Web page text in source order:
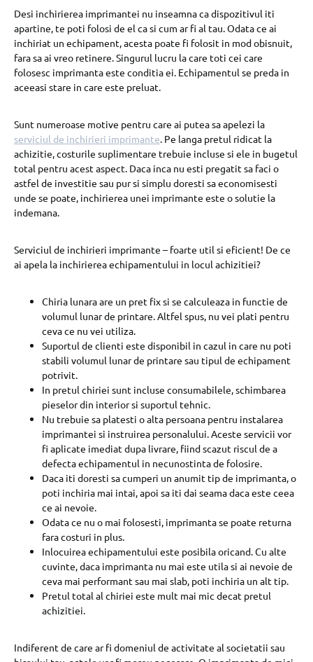
Desi inchirierea imprimantei nu inseamna ca dispozitivul iti
apartine, te poti folosi de el ca si cum ar fi al tau. Odata ce ai
inchiriat un echipament, acesta poate fi folosit in mod obisnuit,
fara sa ai vreo retinere. Singurul lucru la care toti cei care
folosesc imprimanta este conditia ei. Echipamentul se preda in
aceeasi stare in care este preluat.
Sunt numeroase motive pentru care ai putea sa apelezi la
serviciul de inchirieri imprimante. Pe langa pretul ridicat la
achizitie, costurile suplimentare trebuie incluse si ele in bugetul
total pentru acest aspect. Daca inca nu esti pregatit sa faci o
astfel de investitie sau pur si simplu doresti sa economisesti
unde se poate, inchirierea unei imprimante este o solutie la
indemana.
Serviciul de inchirieri imprimante – foarte util si eficient! De ce
ai apela la inchirierea echipamentului in locul achizitiei?
Chiria lunara are un pret fix si se calculeaza in functie de
volumul lunar de printare. Altfel spus, nu vei plati pentru
ceva ce nu vei utiliza.
Suportul de clienti este disponibil in cazul in care nu poti
stabili volumul lunar de printare sau tipul de echipament
potrivit.
In pretul chiriei sunt incluse consumabilele, schimbarea
pieselor din interior si suportul tehnic.
Nu trebuie sa platesti o alta persoana pentru instalarea
imprimantei si instruirea personalului. Aceste servicii vor
fi aplicate imediat dupa livrare, fiind scazut riscul de a
defecta echipamentul in necunostinta de folosire.
Daca iti doresti sa cumperi un anumit tip de imprimanta, o
poti inchiria mai intai, apoi sa iti dai seama daca este ceea
ce ai nevoie.
Odata ce nu o mai folosesti, imprimanta se poate returna
fara costuri in plus.
Inlocuirea echipamentului este posibila oricand. Cu alte
cuvinte, daca imprimanta nu mai este utila si ai nevoie de
ceva mai performant sau mai slab, poti inchiria un alt tip.
Pretul total al chiriei este mult mai mic decat pretul
achizitiei.
Indiferent de care ar fi domeniul de activitate al societatii sau